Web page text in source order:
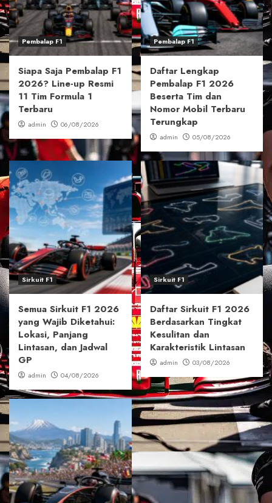
Pembalap F1
Siapa Saja Pembalap F1
2026? Line-up Resmi
11 Tim Formula 1
Terbaru
admin 06/08/2026
Pembalap F1
Daftar Lengkap
Pembalap F1 2026
Beserta Tim dan
Nomor Mobil Terbaru
Terungkap
admin 05/08/2026
Sirkuit F1
Semua Sirkuit F1 2026
yang Wajib Diketahui:
Lokasi, Panjang
Lintasan, dan Jadwal
GP
admin 04/08/2026
Sirkuit F1
Daftar Sirkuit F1 2026
Berdasarkan Tingkat
Kesulitan dan
Karakteristik Lintasan
admin 03/08/2026